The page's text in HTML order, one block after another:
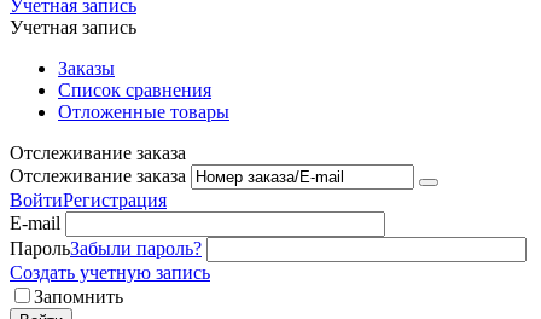
Учетная запись
Учетная запись
Заказы
Список сравнения
Отложенные товары
Отслеживание заказа
Отслеживание заказа
ВойтиРегистрация
E-mail
ПарольЗабыли пароль?
Создать учетную запись
Запомнить